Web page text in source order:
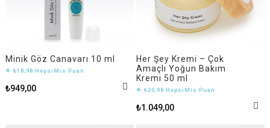
Minik Göz Canavarı 10 ml
🌟 ₺18,98 HepsiMis Puan
₺949,00
Her Şey Kremi – Çok
Amaçlı Yoğun Bakım
Kremi 50 ml
🌟 ₺20,98 HepsiMis Puan
₺1.049,00